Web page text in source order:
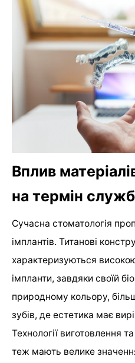
Вплив
на термін
Сучасна стоматологія
імплантів. Титанові
характеризуються
імпланти, завдяки своїй
природному кольору,
зубів, де естетика має
Технології виготовлення
теж мають велике